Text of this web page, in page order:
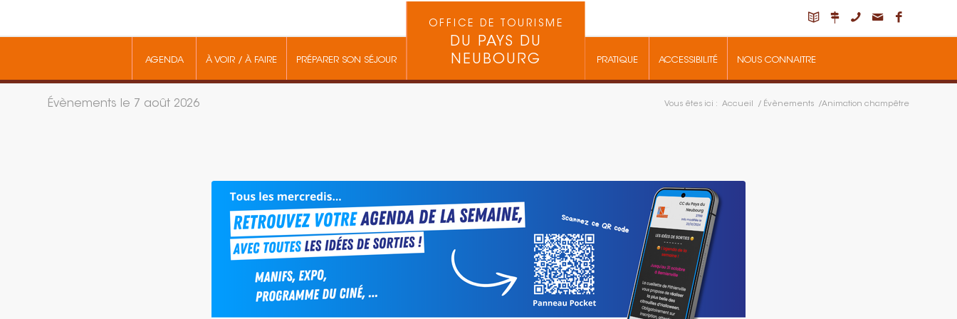
AGENDA À VOIR / À FAIRE PRÉPARER SON SÉJOUR
OFFICE DE TOURISME
DU PAYS DU
NEUBOURG
PRATIQUE ACCESSIBILITÉ NOUS CONNAITRE
Évènements le 7 août 2026 Vous êtes ici : Accueil / Évènements /Animation champêtre